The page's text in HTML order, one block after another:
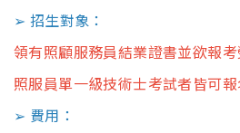
➢ 招生對象：
領有照顧服務員結業證書並欲報
照服員單一級技術士考試者皆可報
➢ 費用：